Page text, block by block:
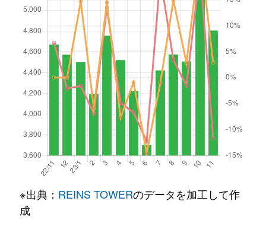
※出典： REINS TOWERのデータを加工して作
成